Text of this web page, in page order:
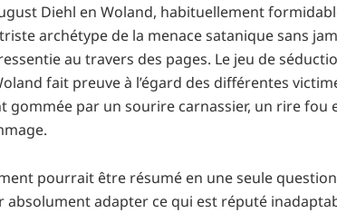
Diehl en Woland, habituellement
archétype de la menace satanique sans
au travers des pages. Le jeu de
fait preuve à l’égard des différentes
gommée par un sourire carnassier, un rire fou
pourrait être résumé en une seule
absolument adapter ce qui est réputé